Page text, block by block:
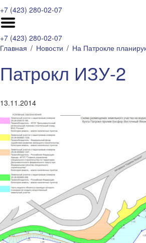
+7 (423) 280-02-07
+7 (423) 280-02-07
Главная
Новости На Патрокле
Патрокл ИЗУ-2
13.11.2014